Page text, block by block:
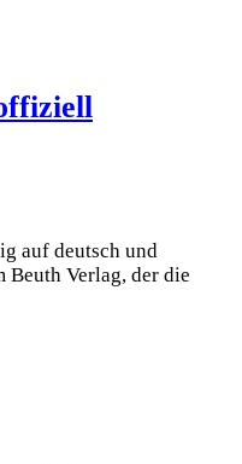
auf deutsch und
Beuth Verlag, der die